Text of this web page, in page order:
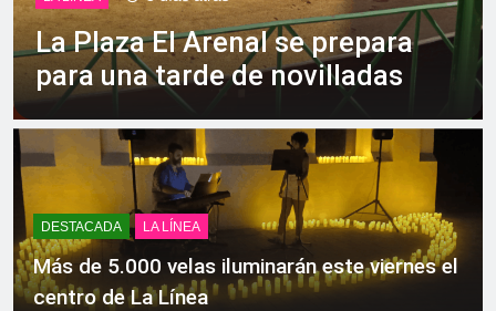
echa el cierre con éxito
rotundo
2 Semanas Atrás
La Mancomunidad y el
Banco de Alimentos del
Campo de Gibraltar renuevan
su convenio de colaboración
2 Semanas Atrás
Tráfico especial para
despedir la feria. Ojo si vas
a Santa Bárbara
2 Semanas Atrás
La feria se despide por todo
lo alto: Antonio José,
fuegos artificiales y música
hasta el amanecer
2 Semanas Atrás
La Plaza El Arenal se prepara
para una tarde de novilladas
DESTACADA LA LÍNEA
Más de 5.000 velas iluminarán este viernes el
centro de La Línea